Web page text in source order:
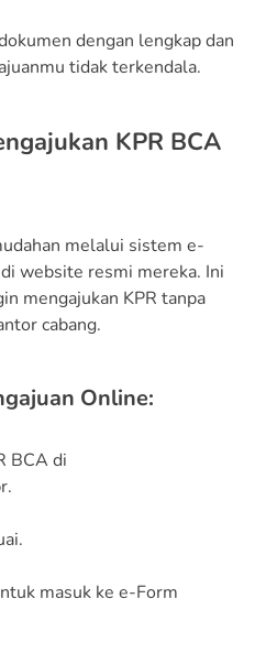
dengan lengkap dan
tidak terkendala.
KPR BCA
melalui sistem e-
website resmi mereka. Ini
mengajukan KPR tanpa
cabang.
Online:
BCA di
masuk ke e-Form